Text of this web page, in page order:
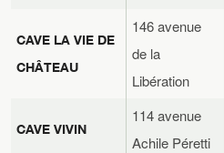
CAVE LA VIE DE
CHÂTEAU
146 avenue
de la
Libération
CAVE VIVIN
114 avenue
Achile Péretti